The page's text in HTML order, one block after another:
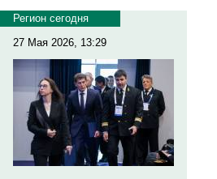
Регион сегодня
27 Мая 2026, 13:29